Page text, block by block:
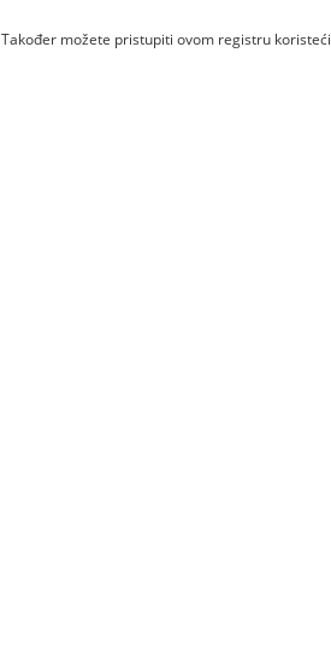
Također možete pristupiti ovom registru koristeći